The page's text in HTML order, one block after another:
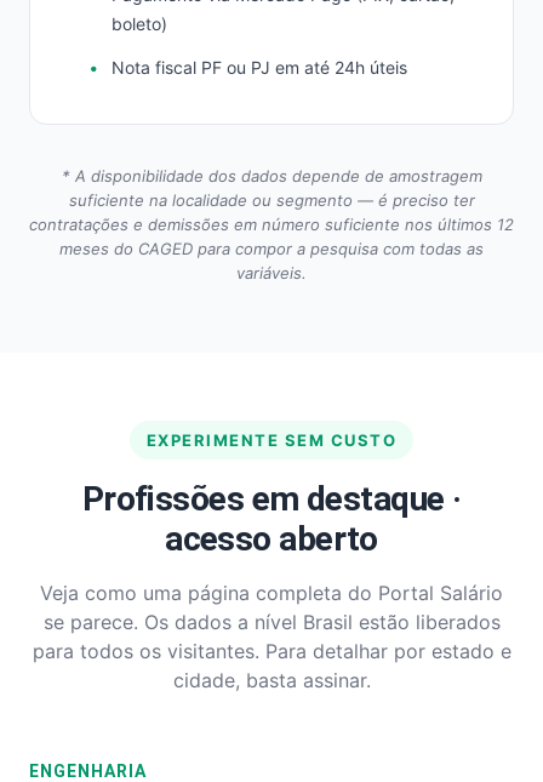
boleto)
Nota fiscal PF ou PJ em até 24h úteis
* A disponibilidade dos dados depende de amostragem
suficiente na localidade ou segmento — é preciso ter
contratações e demissões em número suficiente nos últimos 12
meses do CAGED para compor a pesquisa com todas as
variáveis.
EXPERIMENTE SEM CUSTO
Profissões em destaque ·
acesso aberto
Veja como uma página completa do Portal Salário
se parece. Os dados a nível Brasil estão liberados
para todos os visitantes. Para detalhar por estado e
cidade, basta assinar.
ENGENHARIA